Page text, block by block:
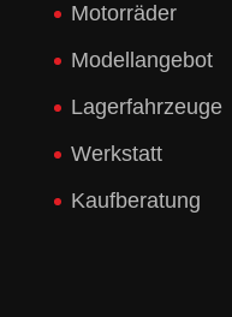
Motorräder
Modellangebot
Lagerfahrzeuge
Werkstatt
Kaufberatung